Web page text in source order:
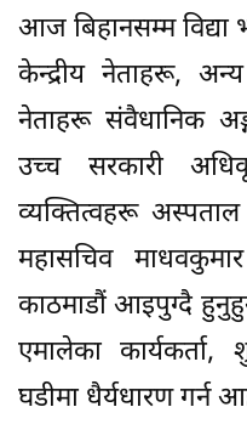
आज बिहानसम्म विद्या
केन्द्रीय नेताहरू,
नेताहरू संवैधानिक
उच्च सरकारी
व्यक्तित्वहरू
महासचिव
काठमाडौं आइपुग्दै
एमालेका
घडीमा धैर्यधारण गर्न